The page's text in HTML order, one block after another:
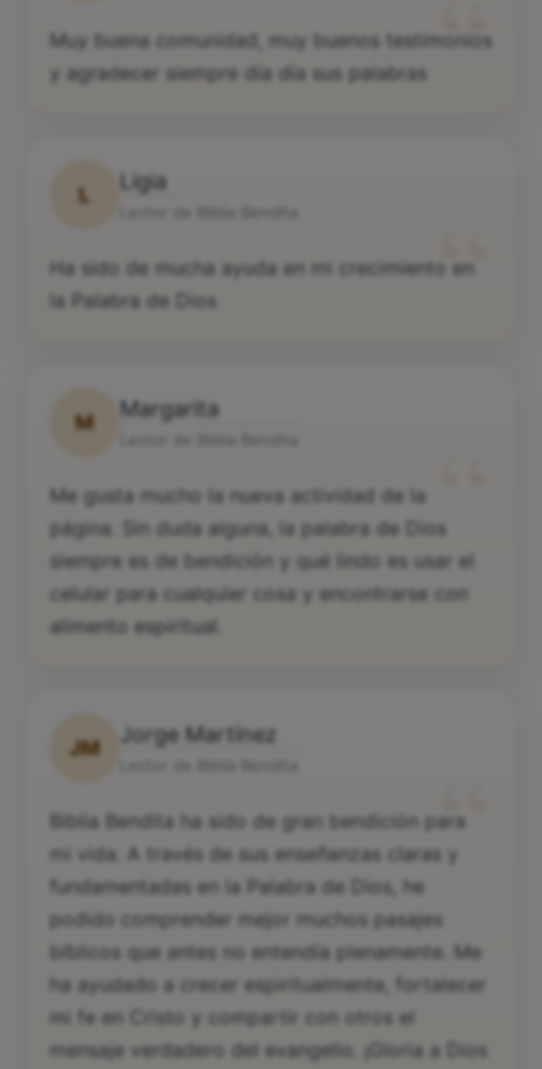
“
Muy buena comunidad, muy buenos testimonios
y agradecer siempre día día sus palabras
L
Ligia
“
Ha sido de mucha ayuda en mi crecimiento en
la Palabra de Dios
M
Margarita
“
Me gusta mucho la nueva actividad de la
página. Sin duda alguna, la palabra de Dios
siempre es de bendición y qué lindo es usar el
celular para cualquier cosa y encontrarse con
alimento espiritual.
JM
Jorge Martínez
“
Biblia Bendita ha sido de gran bendición para
mi vida. A través de sus enseñanzas claras y
fundamentadas en la Palabra de Dios, he
podido comprender mejor muchos pasajes
bíblicos que antes no entendía plenamente. Me
ha ayudado a crecer espiritualmente, fortalecer
mi fe en Cristo y compartir con otros el
mensaje verdadero del evangelio. ¡Gloria a Dios